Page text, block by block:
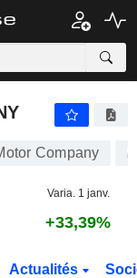
Company
Varia. 1 janv.
+33,39%
Actualités